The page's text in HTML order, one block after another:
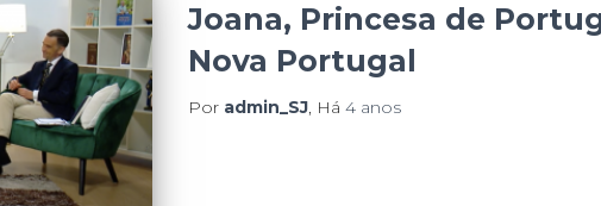
Joana, Princesa de
Nova Portugal
Por admin_SJ, Há 4 anos